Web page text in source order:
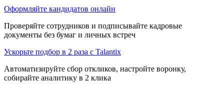
Оформляйте кандидатов онлайн
Проверяйте сотрудников и подписывайте кадровые
документы без бумаг и личных встреч
Ускорьте подбор в 2 раза с Talantix
Автоматизируйте сбор откликов, настройте воронку,
собирайте аналитику в 2 клика